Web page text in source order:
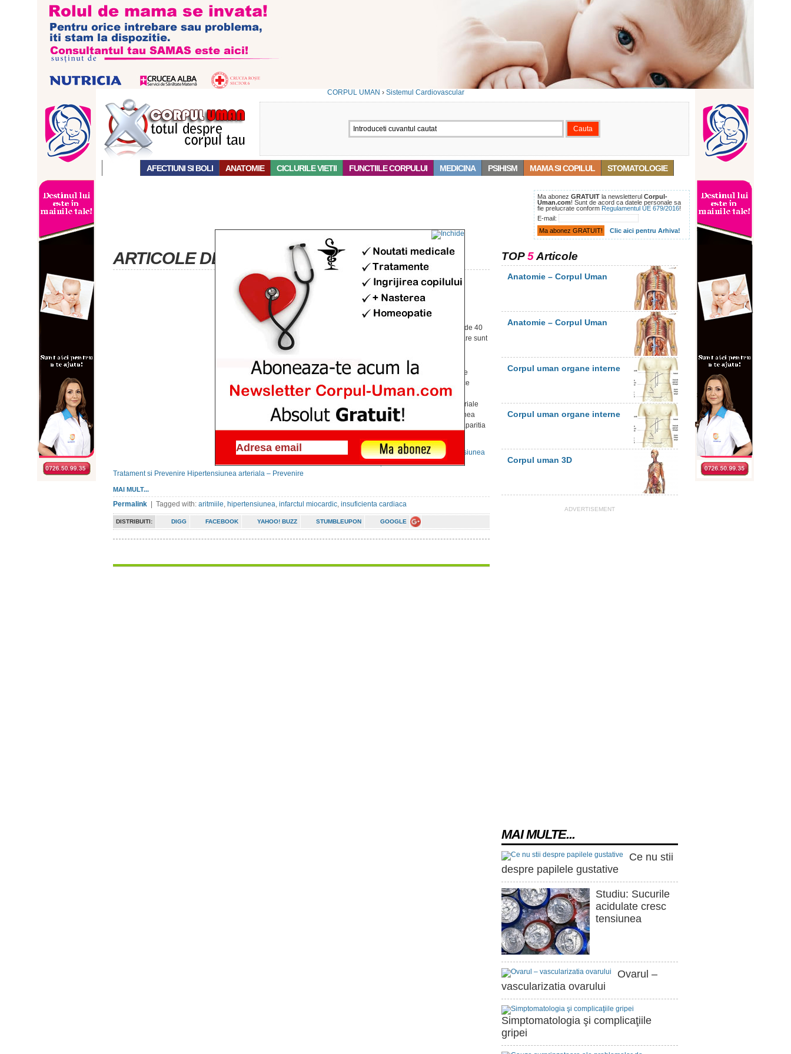
CORPUL UMAN › Sistemul Cardiovascular
AFECTIUNI SI BOLI ANATOMIE CICLURILE VIETII FUNCTIILE CORPULUI MEDICINA PSIHISM MAMA SI COPILUL STOMATOLOGIE
Ma abonez GRATUIT la newsletterul Corpul-
Uman.com! Sunt de acord ca datele personale sa
fie prelucrate conform Regulamentul UE 679/2016!
E-mail:
Clic aici pentru Arhiva!
ARTICOLE DESPRE ‘ARITMIILE’
Afectiuni cardiace
Publicat pe 20 sept. 2012 at 11:04am
Din ce in ce mai multi oameni trecuti de varsta de 40
. Aflati care sunt
Hipertensiunea data de cresterea peste valorile
normale a tensiunii arteriale poate fi un factor ce
contribuie la instalareaafectiunilor cardiace
accidentelor vasculare cerebrale, a boiilor arteriale
periferice ai a insuficientei renale. Hipertensiunea
arteriala este deseori asimptomatica, pana la aparitia
Hipertensiunea arteriala – Simptome Hipertensiunea
arteriala – Cauze Hipertensiunea arteriala –
Tratament si Prevenire Hipertensiunea arteriala – Prevenire
MAI MULT...
Permalink | Tagged with: aritmiile, hipertensiunea, infarctul miocardic, insuficienta cardiaca
DISTRIBUITI: DIGG FACEBOOK YAHOO! BUZZ STUMBLEUPON GOOGLE
TOP5Articole
Anatomie – Corpul Uman
Anatomie – Corpul Uman
Corpul uman organe interne
Corpul uman organe interne
Corpul uman 3D
ADVERTISEMENT
MAI MULTE...
Ce nu stii
despre papilele gustative
Studiu: Sucurile
acidulate cresc
tensiunea
Ovarul –
vascularizatia ovarului
Simptomatologia şi complicaţiile
gripei